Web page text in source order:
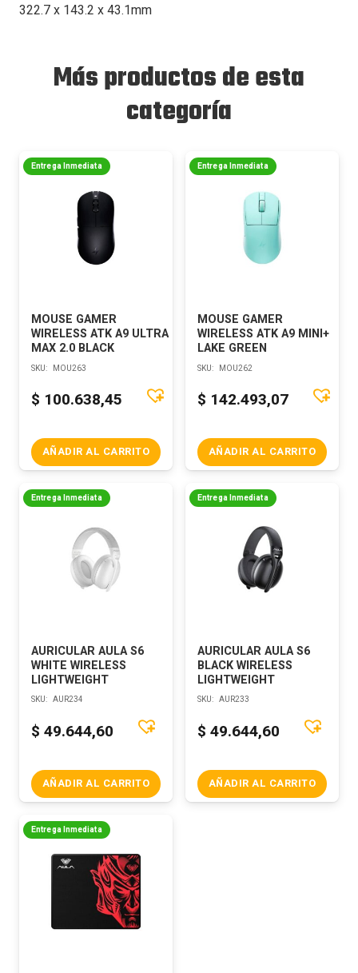
322.7 x 143.2 x 43.1mm
Más productos de esta
categoría
Entrega Inmediata
MOUSE GAMER
WIRELESS ATK A9 ULTRA
MAX 2.0 BLACK
SKU: MOU263
$ 100.638,45
AÑADIR AL CARRITO
Entrega Inmediata
MOUSE GAMER
WIRELESS ATK A9 MINI+
LAKE GREEN
SKU: MOU262
$ 142.493,07
AÑADIR AL CARRITO
Entrega Inmediata
AURICULAR AULA S6
WHITE WIRELESS
LIGHTWEIGHT
SKU: AUR234
$ 49.644,60
AÑADIR AL CARRITO
Entrega Inmediata
AURICULAR AULA S6
BLACK WIRELESS
LIGHTWEIGHT
SKU: AUR233
$ 49.644,60
AÑADIR AL CARRITO
Entrega Inmediata